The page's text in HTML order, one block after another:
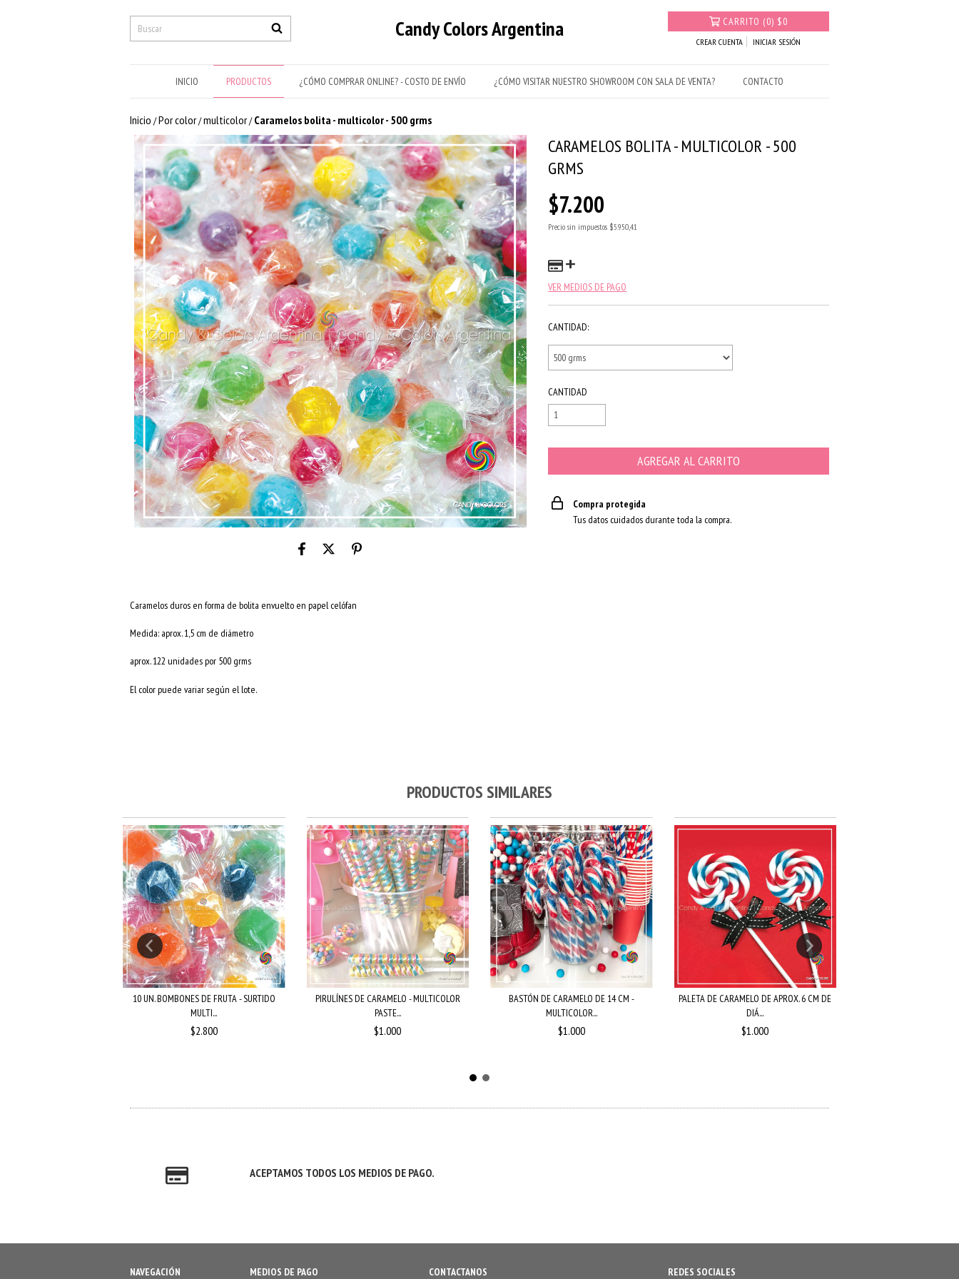
Candy Colors Argentina CARRITO (0) $0
CREAR CUENTA INICIAR SESIÓN
INICIO PRODUCTOS ¿CÓMO COMPRAR ONLINE? - COSTO DE ENVÍO ¿CÓMO VISITAR NUESTRO SHOWROOM CON SALA DE VENTA? CONTACTO
Inicio /Por color/multicolor/ Caramelos bolita - multicolor - 500 grms
Caramelos duros en forma de bolita envuelto en papel celófan
Medida: aprox. 1,5 cm de diámetro
aprox. 122 unidades por 500 grms
El color puede variar según el lote.
CARAMELOS BOLITA - MULTICOLOR - 500
GRMS
$7.200
Precio sin impuestos $5.950,41
VER MEDIOS DE PAGO
CANTIDAD:
CANTIDAD
Compra protegida
Tus datos cuidados durante toda la compra.
PRODUCTOS SIMILARES
10 UN. BOMBONES DE FRUTA - SURTIDO
MULTI...
$2.800
PIRULÍNES DE CARAMELO - MULTICOLOR
PASTE...
$1.000
BASTÓN DE CARAMELO DE 14 CM -
MULTICOLOR...
$1.000
PALETA DE CARAMELO DE APROX. 6 CM DE
DIÁ...
$1.000
ACEPTAMOS TODOS LOS MEDIOS DE PAGO.
NAVEGACIÓN MEDIOS DE PAGO CONTACTANOS REDES SOCIALES